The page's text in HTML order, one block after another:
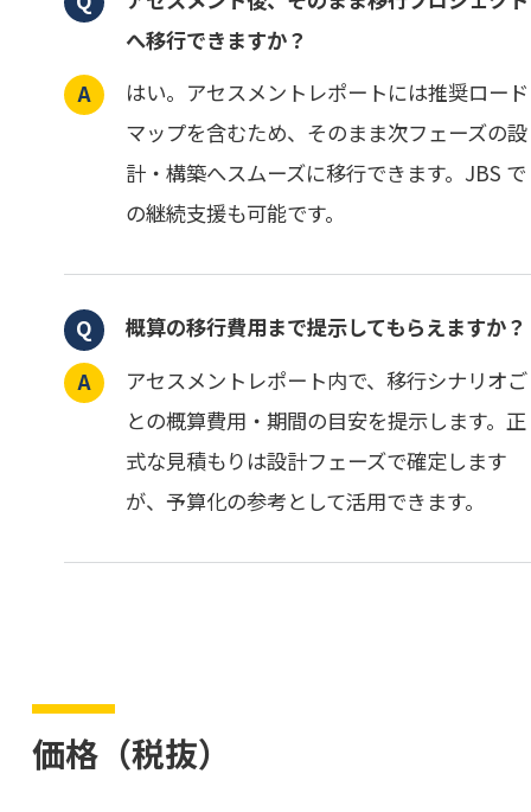
へ移行できますか？
はい。アセスメントレポートには推奨ロード
マップを含むため、そのまま次フェーズの設
計・構築へスムーズに移行できます。JBS で
の継続支援も可能です。
概算の移行費用まで提示してもらえますか？
アセスメントレポート内で、移行シナリオご
との概算費用・期間の目安を提示します。正
式な見積もりは設計フェーズで確定します
が、予算化の参考として活用できます。
価格（税抜）